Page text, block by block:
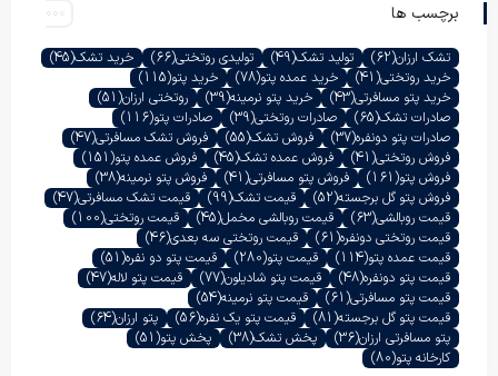
برچسب ها
تشک ارزان(62) تولید تشک(49) تولیدی روتختی(66) خرید تشک(45)
خرید روتختی(41) خرید عمده پتو(78) خرید پتو(115)
خرید پتو مسافرتی(43) خرید پتو نرمینه(39) روتختی ارزان(51)
صادرات تشک(65) صادرات روتختی(39) صادرات پتو(116)
صادرات پتو دونفره(37) فروش تشک(55) فروش تشک مسافرتی(47)
فروش روتختی(41) فروش عمده تشک(45) فروش عمده پتو(151)
فروش پتو(161) فروش پتو مسافرتی(41) فروش پتو نرمینه(38)
فروش پتو گل برجسته(52) قیمت تشک(99) قیمت تشک مسافرتی(47)
قیمت روبالشی(63) قیمت روبالشی مخمل(45) قیمت روتختی(100)
قیمت روتختی دونفره(61) قیمت روتختی سه بعدی(46)
قیمت عمده پتو(114) قیمت پتو(280) قیمت پتو دو نفره(51)
قیمت پتو دونفره(48) قیمت پتو شادیلون(77) قیمت پتو لاله(47)
قیمت پتو مسافرتی(61) قیمت پتو نرمینه(54)
قیمت پتو گل برجسته(81) قیمت پتو یک نفره(56) پتو ارزان(64)
پتو مسافرتی ارزان(36) پخش تشک(38) پخش پتو(51)
کارخانه پتو(80)